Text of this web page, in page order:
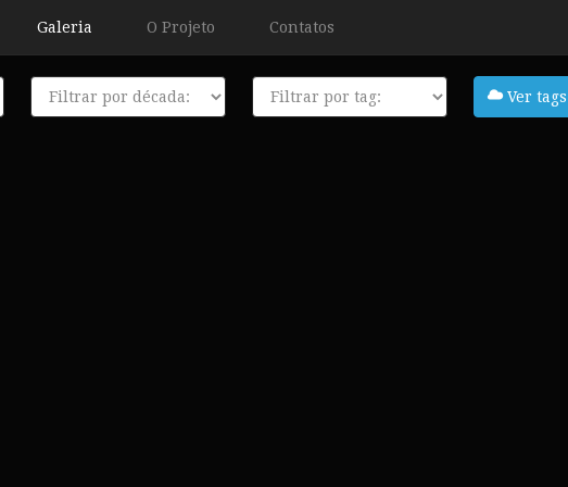
Galeria O Projeto Contatos
Década Tags
Ver tags